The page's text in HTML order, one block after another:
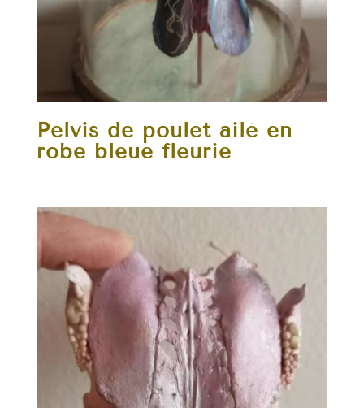
Pelvis de poulet ailé en
robe bleue fleurie